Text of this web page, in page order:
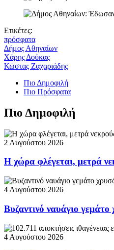
Ετικέτες:
πρόσφατα
Δήμος Αθηναίων
Χάρης Δούκας
Κώστας Ζαχαριάδης
Πιο Δημοφιλή
Πιο Πρόσφατα
Πιο Δημοφιλή
2 Αυγούστου 2026
Η χώρα φλέγεται, μετρά
4 Αυγούστου 2026
Βυζαντινό ναυάγιο
4 Αυγούστου 2026